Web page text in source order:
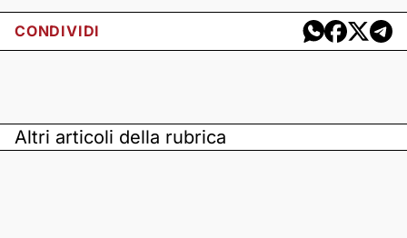
CONDIVIDI
Altri articoli della rubrica